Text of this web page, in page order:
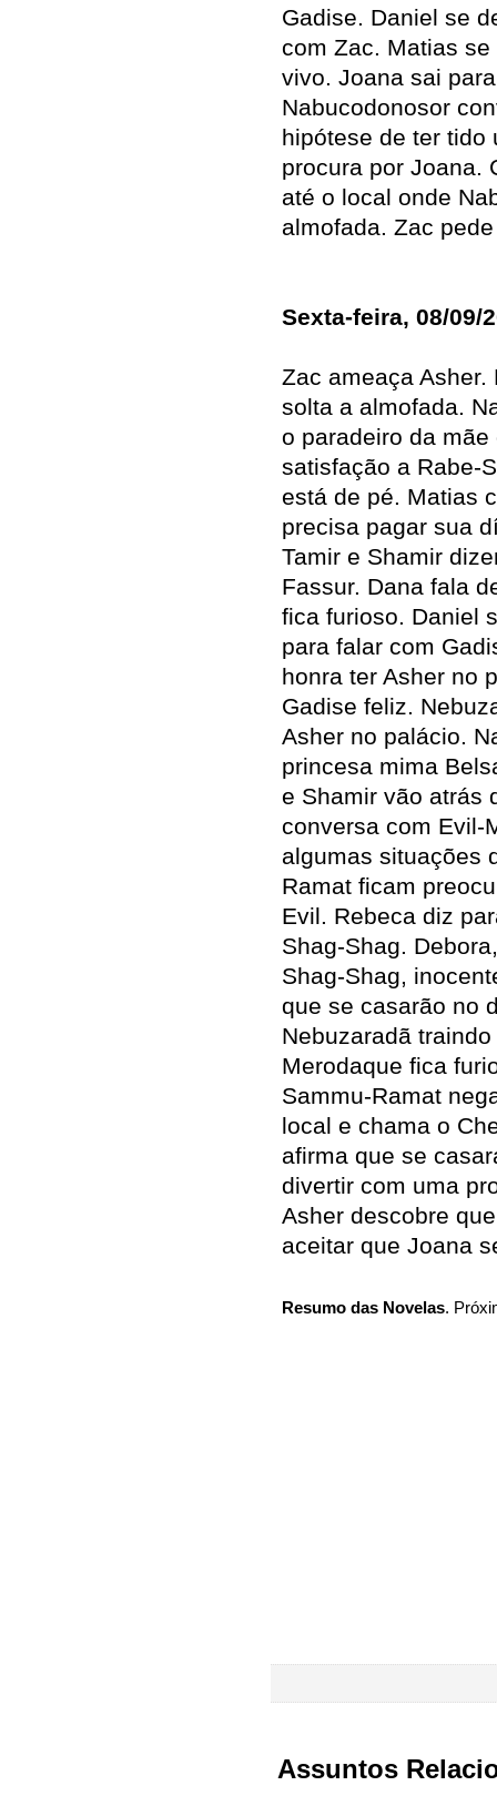
Gadise. Daniel se
com Zac. Matias
vivo. Joana sai
Nabucodonosor
hipótese de ter tido
procura por Joana.
até o local onde
almofada. Zac
Sexta-feira, 08/09/
Zac ameaça
solta a almofada.
o paradeiro da
satisfação a Rabe-
está de pé. Matias
precisa pagar sua
Tamir e Shamir
Fassur. Dana fala
fica furioso. Daniel
para falar com
honra ter Asher no
Gadise feliz.
Asher no palácio.
princesa mima
e Shamir vão atrás
conversa com Evil-
algumas situações
Ramat ficam
Evil. Rebeca diz
Shag-Shag.
Shag-Shag,
que se casarão no
Nebuzaradã
Merodaque fica
Sammu-Ramat
local e chama o
afirma que se
divertir com uma
Asher descobre
aceitar que Joana
Resumo das Novelas.
Assuntos